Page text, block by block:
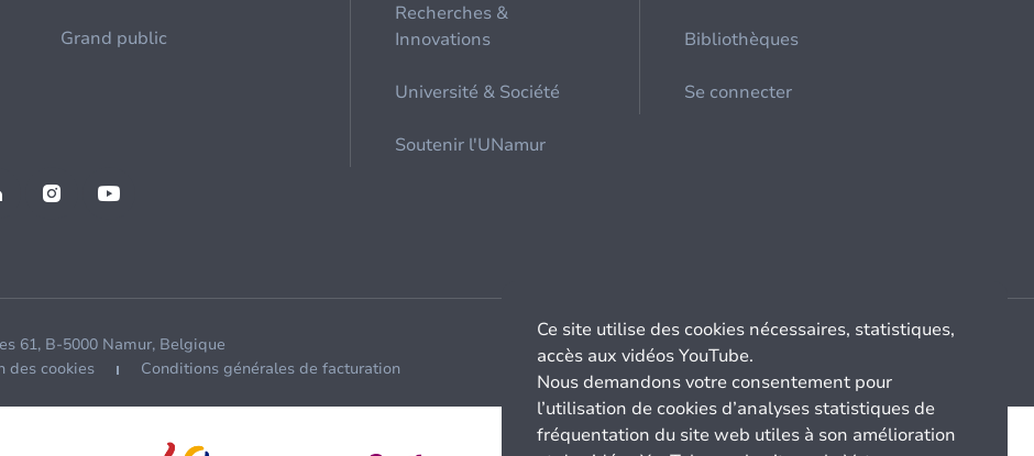
Grand public
Recherches &
Innovations
Université & Société
Soutenir l'UNamur
Bibliothèques
Se connecter
61, B-5000 Namur, Belgique
des cookies Conditions générales de facturation
Ce site utilise des cookies nécessaires, statistiques,
accès aux vidéos YouTube.
Nous demandons votre consentement pour
l’utilisation de cookies d’analyses statistiques de
fréquentation du site web utiles à son amélioration